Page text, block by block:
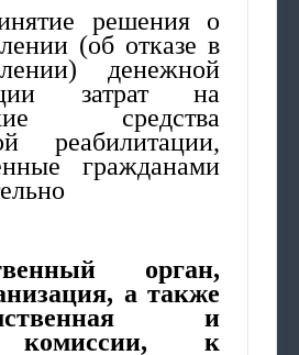
решения о
(об отказе в
денежной
затрат на
средства
реабилитации,
гражданами
орган,
а также
и
комиссии, к